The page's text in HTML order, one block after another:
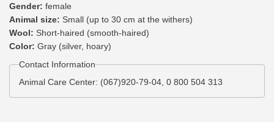
Gender: female
Animal size: Small (up to 30 cm at the withers)
Wool: Short-haired (smooth-haired)
Color: Gray (silver, hoary)
Contact Information
Animal Care Center: (067)920-79-04, 0 800 504 313